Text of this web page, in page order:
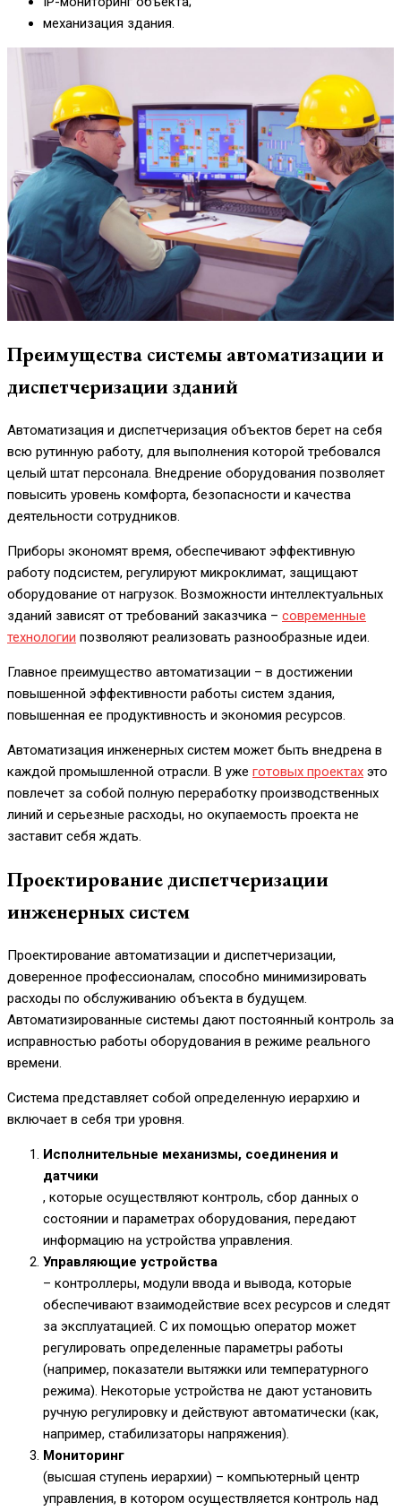
механизация здания.
Преимущества системы автоматизации и
диспетчеризации зданий
Автоматизация и диспетчеризация объектов берет на себя
всю рутинную работу, для выполнения которой требовался
целый штат персонала. Внедрение оборудования позволяет
повысить уровень комфорта, безопасности и качества
деятельности сотрудников.
Приборы экономят время, обеспечивают эффективную
работу подсистем, регулируют микроклимат, защищают
оборудование от нагрузок. Возможности интеллектуальных
зданий зависят от требований заказчика – современные
технологии позволяют реализовать разнообразные идеи.
Главное преимущество автоматизации – в достижении
повышенной эффективности работы систем здания,
повышенная ее продуктивность и экономия ресурсов.
Автоматизация инженерных систем может быть внедрена в
каждой промышленной отрасли. В уже готовых проектах это
повлечет за собой полную переработку производственных
линий и серьезные расходы, но окупаемость проекта не
заставит себя ждать.
Проектирование диспетчеризации
инженерных систем
Проектирование автоматизации и диспетчеризации,
доверенное профессионалам, способно минимизировать
расходы по обслуживанию объекта в будущем.
Автоматизированные системы дают постоянный контроль за
исправностью работы оборудования в режиме реального
времени.
Система представляет собой определенную иерархию и
включает в себя три уровня.
Исполнительные механизмы, соединения и
датчики
, которые осуществляют контроль, сбор данных о
состоянии и параметрах оборудования, передают
информацию на устройства управления.
Управляющие устройства
– контроллеры, модули ввода и вывода, которые
обеспечивают взаимодействие всех ресурсов и следят
за эксплуатацией. С их помощью оператор может
регулировать определенные параметры работы
(например, показатели вытяжки или температурного
режима). Некоторые устройства не дают установить
ручную регулировку и действуют автоматически (как,
например, стабилизаторы напряжения).
Мониторинг
(высшая ступень иерархии) – компьютерный центр
управления, в котором осуществляется контроль над